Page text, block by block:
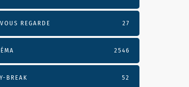
REGARDE 27
2546
BREAK 52